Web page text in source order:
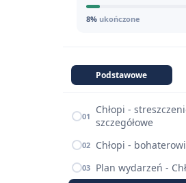
8% ukończone
Podstawowe
01
Chłopi -
szczegółowe
02 Chłopi -
03 Plan wydarzeń -